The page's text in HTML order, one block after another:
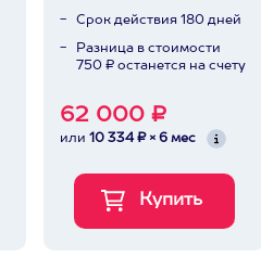
Срок действия 180 дней
Разница в стоимости
750 ₽ останется на счету
62 000 ₽
или 10 334 ₽ × 6 мес